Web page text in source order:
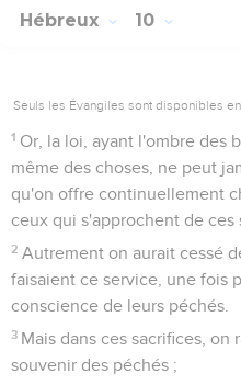
Hébreux 10
Seuls les Évangiles sont disponibles
1 Or, la loi, ayant l'ombre des
même des choses, ne peut
qu'on offre continuellement
ceux qui s'approchent de ces
2 Autrement on aurait cessé
faisaient ce service, une fois
conscience de leurs péchés.
3 Mais dans ces sacrifices,
souvenir des péchés ;